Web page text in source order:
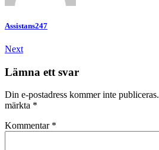
Assistans247
Inläggsnavigering
Next
Lämna ett svar
Din e-postadress kommer inte publiceras.
märkta *
Kommentar *